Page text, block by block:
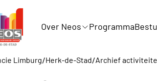
Over Neos Programma
Limburg/Herk-de-Stad/Archief